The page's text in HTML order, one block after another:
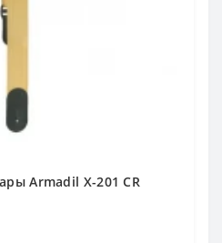
Armadil X-201 CR